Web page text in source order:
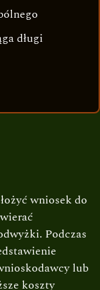
długi
wniosek do
Podczas
lub
koszty